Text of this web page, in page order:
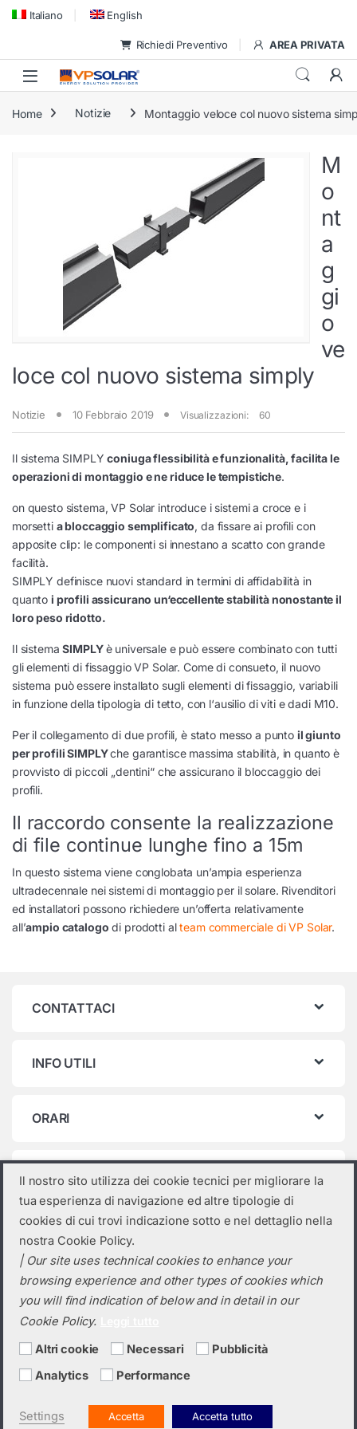
Skip to navigation
Skip to content
Italiano English
Richiedi Preventivo AREA PRIVATA
Home Notizie Montaggio veloce col nuovo sistema
M
o
nt
a
g
gi
o
ve
loce col nuovo sistema simply
Notizie 10 Febbraio 2019 Visualizzazioni: 60
Il sistema SIMPLYconiuga flessibilità e funzionalità, facilita le
operazioni di montaggio e ne riduce le tempistiche.
on questo sistema, VP Solar introduce i sistemi a croce e i
morsetti a bloccaggio semplificato, da fissare ai profili con
apposite clip: le componenti si innestano a scatto con grande
facilità.
SIMPLY definisce nuovi standard in termini di affidabilità in
quantoi profili assicurano un‘eccellente stabilità nonostante il
loro peso ridotto.
Il sistemaSIMPLYè universale e può essere combinato con tutti
gli elementi di fissaggio VP Solar. Come di consueto, il nuovo
sistema può essere installato sugli elementi di fissaggio, variabili
in funzione della tipologia di tetto, con l‘ausilio di viti e dadi M10.
Per il collegamento di due profili, è stato messo a punto il giunto
per profili SIMPLYche garantisce massima stabilità, in quanto è
provvisto di piccoli „dentini“ che assicurano il bloccaggio dei
profili.
Il raccordo consente la realizzazione
di file continue lunghe fino a 15m
In questo sistema viene conglobata un’ampia esperienza
ultradecennale nei sistemi di montaggio per il solare. Rivenditori
ed installatori possono richiedere un’offerta relativamente
all’ampio catalogo di prodotti alteam commerciale di VP Solar.
CONTATTACI
INFO UTILI
ORARI
Categorie prodotto
Seleziona una categoria
Hai bisogno di un preventivo?
+39 0423 6326
Il nostro sito utilizza dei cookie tecnici per migliorare la
tua esperienza di navigazione ed altre tipologie di
cookies di cui trovi indicazione sotto e nel dettaglio nella
nostra Cookie Policy.
| Our site uses technical cookies to enhance your
browsing experience and other types of cookies which
you will find indication of below and in detail in our
Cookie Policy.
Altri cookie Necessari
Pubblicità
Analytics
Performance
Settings Accetta Accetta tutto